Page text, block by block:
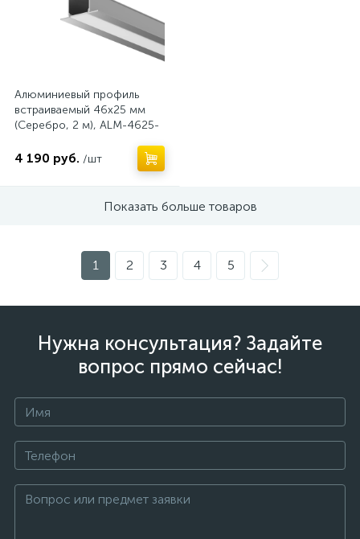
Алюминиевый профиль
встраиваемый 46x25 мм
(Серебро, 2 м), ALM-4625-
4 190 руб. /шт
Показать больше товаров
1 2 3 4 5
Нужна консультация? Задайте
вопрос прямо сейчас!